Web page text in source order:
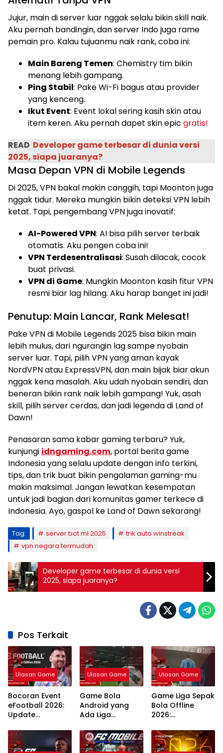
Jujur, main di server luar nggak selalu bikin skill naik.
Aku pernah bandingin, dan server Indo juga rame
pemain pro. Kalau tujuanmu naik rank, coba ini:
Main Bareng Temen: Chemistry tim bikin
menang lebih gampang.
Ping Stabil: Pake Wi-Fi bagus atau provider
yang kenceng.
Ikut Event: Event lokal sering kasih skin atau
item keren. Aku pernah dapet skin epic gratis!
READ Developer game terbesar di dunia versi
2025, siapa juaranya?
Masa Depan VPN di Mobile Legends
Di 2025, VPN bakal makin canggih, tapi Moonton juga
nggak tidur. Mereka mungkin bikin deteksi VPN lebih
ketat. Tapi, pengembang VPN juga inovatif:
AI-Powered VPN: AI bisa pilih server terbaik
otomatis. Aku pengen coba ini!
VPN Terdesentralisasi: Susah dilacak, cocok
buat privasi.
VPN di Game: Mungkin Moonton kasih fitur VPN
resmi biar lag hilang. Aku harap banget ini jadi!
Penutup: Main Lancar, Rank Melesat!
Pake VPN di Mobile Legends 2025 bisa bikin main
lebih mulus, dari ngurangin lag sampe nyobain
server luar. Tapi, pilih VPN yang aman kayak
NordVPN atau ExpressVPN, dan main bijak biar akun
nggak kena masalah. Aku udah nyobain sendiri, dan
beneran bikin rank naik lebih gampang! Yuk, asah
skill, pilih server cerdas, dan jadi legenda di Land of
Dawn!
Penasaran sama kabar gaming terbaru? Yuk,
kunjungi idngaming.com, portal berita game
Indonesia yang selalu update dengan info terkini,
tips, dan trik buat bikin pengalaman gaming-mu
makin maksimal. Jangan lewatkan kesempatan
untuk jadi bagian dari komunitas gamer terkece di
Indonesia. Ayo, gaspol ke Land of Dawn sekarang!
Tag: server bot ml 2025
trik auto winstreak
vpn negara termudah
Developer game terbesar di dunia versi
2025, siapa juaranya?
Pos Terkait
Ulasan Game
Bocoran Event
eFootball 2026:
Update
Terlengkap dan
Jadwal
Ulasan Game
Game Bola
Android yang
Ada Liga
Pilihan Terbaik
Ulasan Game
Game Liga Sepak
Bola Offline
2026:
Terbaik Grafik
Realistis